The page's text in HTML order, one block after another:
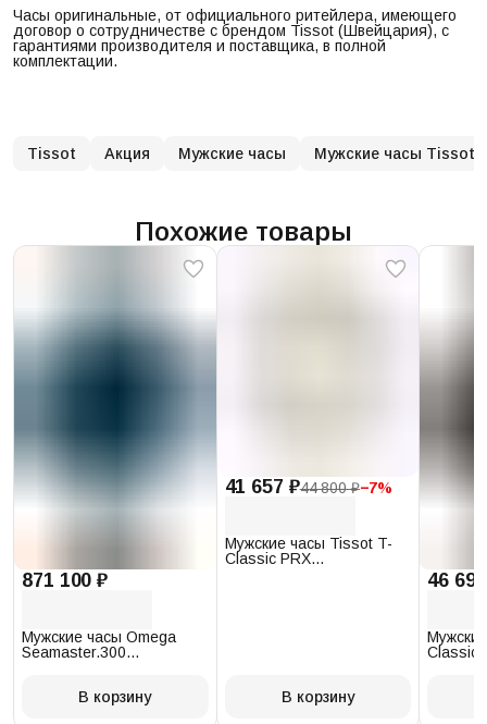
Часы оригинальные, от официального ритейлера, имеющего
договор о сотрудничестве с брендом Tissot (Швейцария), с
гарантиями производителя и поставщика, в полной
комплектации.
Tissot Акция Мужские часы Мужские часы Tissot
Похожие товары
871 100 ₽
Мужские часы Omega
Seamaster.300
В корзину
41 657 ₽44 800 ₽−7%
Мужские часы Tissot T-
Classic PRX
В корзину
46
Classic